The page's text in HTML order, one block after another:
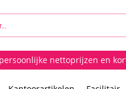
nettoprijzen en